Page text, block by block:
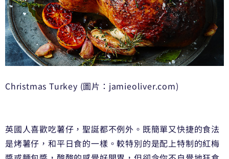
Christmas Turkey (圖片：jamieoliver.com)
英國人喜歡吃薯仔，聖誕都不例外。既簡單又快捷的食法
是烤薯仔，和平日食的一樣。較特別的是配上特制的紅梅